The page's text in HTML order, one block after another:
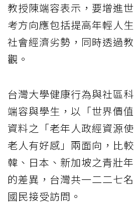
教授陳端容表示，要增進
考方向應包括提高年輕人
社會經濟劣勢，同時透過
觀。
台灣大學健康行為與社區
端容與學生，以「世界價
資料之「老年人政經資源
老人有好感」兩面向，比
韓、日本、新加坡之青壯
的差異，台灣共一二二七
國民接受訪問。